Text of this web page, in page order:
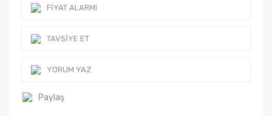
FIYAT ALARMI
TAVSIYE ET
YORUM YAZ
Paylaş